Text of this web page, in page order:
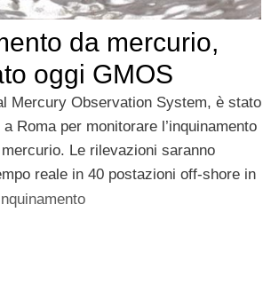
da mercurio,
oggi GMOS
Mercury Observation System, è stato
Roma per monitorare l’inquinamento
Le rilevazioni saranno
reale in 40 postazioni off-shore in